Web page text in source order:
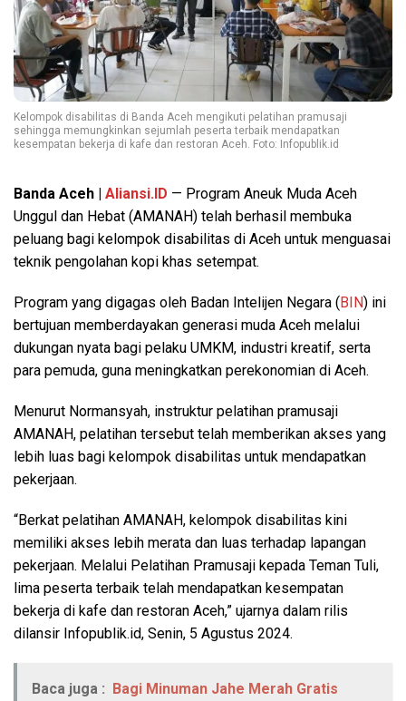
Kelompok disabilitas di Banda Aceh mengikuti pelatihan pramusaji
sehingga memungkinkan sejumlah peserta terbaik mendapatkan
kesempatan bekerja di kafe dan restoran Aceh. Foto: Infopublik.id
Banda Aceh | Aliansi.ID — Program Aneuk Muda Aceh
Unggul dan Hebat (AMANAH) telah berhasil membuka
peluang bagi kelompok disabilitas di Aceh untuk menguasai
teknik pengolahan kopi khas setempat.
Program yang digagas oleh Badan Intelijen Negara (BIN) ini
bertujuan memberdayakan generasi muda Aceh melalui
dukungan nyata bagi pelaku UMKM, industri kreatif, serta
para pemuda, guna meningkatkan perekonomian di Aceh.
Menurut Normansyah, instruktur pelatihan pramusaji
AMANAH, pelatihan tersebut telah memberikan akses yang
lebih luas bagi kelompok disabilitas untuk mendapatkan
pekerjaan.
“Berkat pelatihan AMANAH, kelompok disabilitas kini
memiliki akses lebih merata dan luas terhadap lapangan
pekerjaan. Melalui Pelatihan Pramusaji kepada Teman Tuli,
lima peserta terbaik telah mendapatkan kesempatan
bekerja di kafe dan restoran Aceh,” ujarnya dalam rilis
dilansir Infopublik.id, Senin, 5 Agustus 2024.
Baca juga : Bagi Minuman Jahe Merah Gratis